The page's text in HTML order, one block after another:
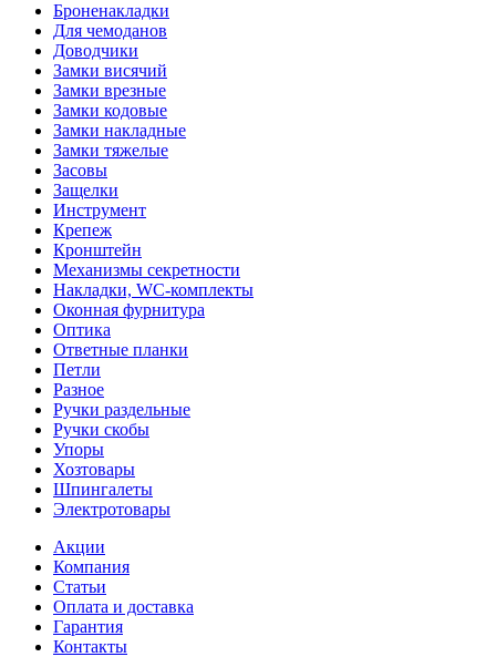
Броненакладки
Для чемоданов
Доводчики
Замки висячий
Замки врезные
Замки кодовые
Замки накладные
Замки тяжелые
Засовы
Защелки
Инструмент
Крепеж
Кронштейн
Механизмы секретности
Накладки, WC-комплекты
Оконная фурнитура
Оптика
Ответные планки
Петли
Разное
Ручки раздельные
Ручки скобы
Упоры
Хозтовары
Шпингалеты
Электротовары
Акции
Компания
Статьи
Оплата и доставка
Гарантия
Контакты